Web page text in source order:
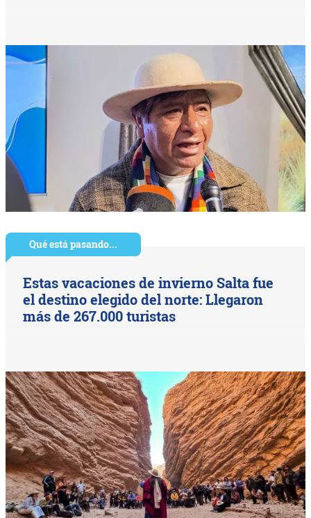
Qué está pasando...
Estas vacaciones de invierno Salta fue
el destino elegido del norte: Llegaron
más de 267.000 turistas